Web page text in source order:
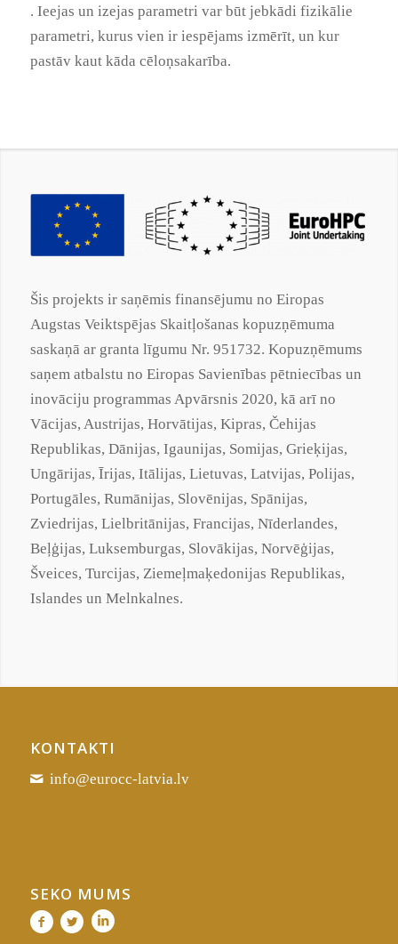
. Ieejas un izejas parametri var būt jebkādi fizikālie
parametri, kurus vien ir iespējams izmērīt, un kur
pastāv kaut kāda cēloņsakarība.
Šis projekts ir saņēmis finansējumu no Eiropas
Augstas Veiktspējas Skaitļošanas kopuzņēmuma
saskaņā ar granta līgumu Nr. 951732. Kopuzņēmums
saņem atbalstu no Eiropas Savienības pētniecības un
inovāciju programmas Apvārsnis 2020, kā arī no
Vācijas, Austrijas, Horvātijas, Kipras, Čehijas
Republikas, Dānijas, Igaunijas, Somijas, Grieķijas,
Ungārijas, Īrijas, Itālijas, Lietuvas, Latvijas, Polijas,
Portugāles, Rumānijas, Slovēnijas, Spānijas,
Zviedrijas, Lielbritānijas, Francijas, Nīderlandes,
Beļģijas, Luksemburgas, Slovākijas, Norvēģijas,
Šveices, Turcijas, Ziemeļmaķedonijas Republikas,
Islandes un Melnkalnes.
KONTAKTI
info@eurocc-latvia.lv
SEKO MUMS